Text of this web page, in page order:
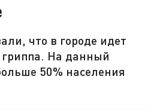
что в городе идет
На данный
50% населения